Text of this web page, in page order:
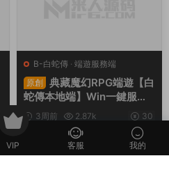
B-白蛇傳 · 端遊服務端
原創
典藏魔幻RPG端遊【白
蛇傳本地端】Win一鍵服務
端+PC客戶端+GM工具+視
頻架設教程
3周前 2.87k 30
VIP 客服 我的